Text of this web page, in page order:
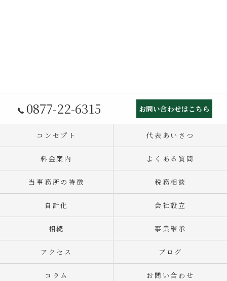
0877-22-6315 お問い合わせはこちら
コンセプト 代表あいさつ
料金案内 よくある質問
当事務所の特徴 税務相談
自計化 会社設立
相続 事業継承
アクセス ブログ
コラム お問い合わせ